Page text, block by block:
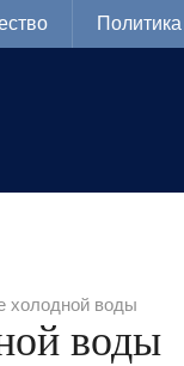
Политика
холодной воды
воды